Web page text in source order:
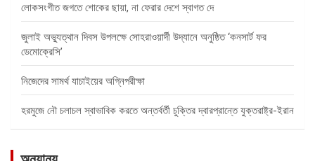
লোকসংগীত জগতে শোকের ছায়া, না ফেরার দেশে স্বাগত দে
জুলাই অভ্যুত্থান দিবস উপলক্ষে সোহরাওয়ার্দী উদ্যানে অনুষ্ঠিত ‘কনসার্ট ফর
ডেমোক্রেসি’
নিজেদের সামর্থ যাচাইয়ের অগ্নিপরীক্ষা
হরমুজে নৌ চলাচল স্বাভাবিক করতে অন্তর্বর্তী চুক্তির দ্বারপ্রান্তে যুক্তরাষ্ট্র-ইরান